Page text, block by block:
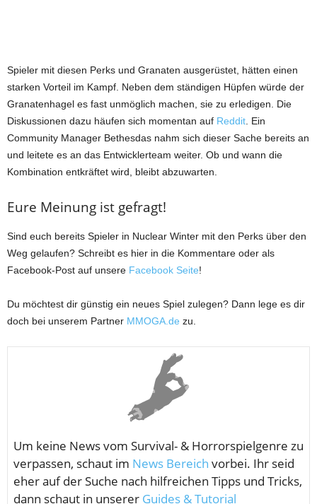
Spieler mit diesen Perks und Granaten ausgerüstet, hätten einen
starken Vorteil im Kampf. Neben dem ständigen Hüpfen würde der
Granatenhagel es fast unmöglich machen, sie zu erledigen. Die
Diskussionen dazu häufen sich momentan auf Reddit . Ein
Community Manager Bethesdas nahm sich dieser Sache bereits an
und leitete es an das Entwicklerteam weiter. Ob und wann die
Kombination entkräftet wird, bleibt abzuwarten.
Eure Meinung ist gefragt!
Sind euch bereits Spieler in Nuclear Winter mit den Perks über den
Weg gelaufen? Schreibt es hier in die Kommentare oder als
Facebook-Post auf unsere Facebook Seite!
Du möchtest dir günstig ein neues Spiel zulegen? Dann lege es dir
doch bei unserem Partner MMOGA.de zu.
Um keine News vom Survival- & Horrorspielgenre zu
verpassen, schaut im News Bereich vorbei. Ihr seid
eher auf der Suche nach hilfreichen Tipps und Tricks,
dann schaut in unserer Guides & Tutorial